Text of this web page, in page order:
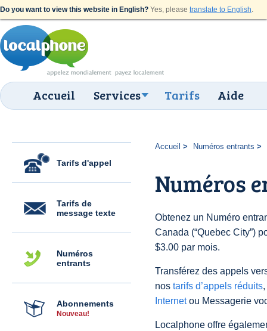
Do you want to view this website in English? Yes, please translate to English.
Accueil Services Tarifs Aide
Tarifs d'appel
Tarifs de
message texte
Numéros
entrants
Abonnements
Nouveau!
Accueil Numéros entrants
Numéros
Obtenez un Numéro
Canada (“Quebec City”)
$3.00 par mois.
Transférez des appels
nos tarifs d’appels réduits
Internetou Messagerie
Localphone offre